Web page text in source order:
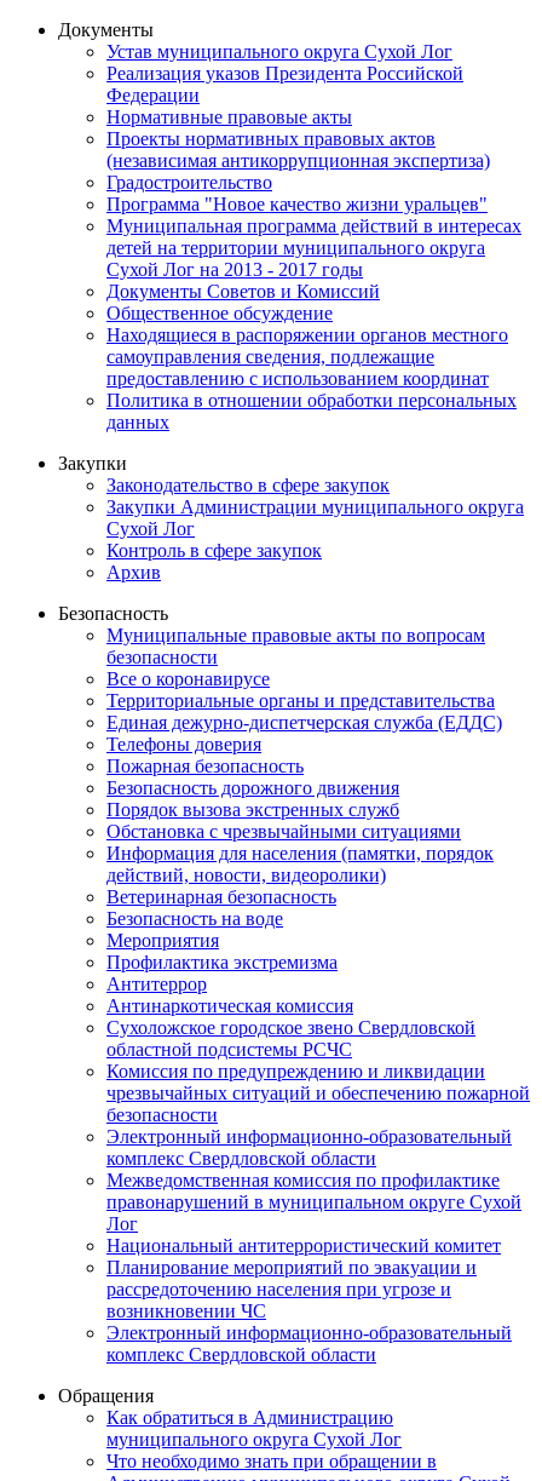
Документы
Устав муниципального округа Сухой Лог
Реализация указов Президента Российской
Федерации
Нормативные правовые акты
Проекты нормативных правовых актов
(независимая антикоррупционная экспертиза)
Градостроительство
Программа "Новое качество жизни уральцев"
Муниципальная программа действий в интересах
детей на территории муниципального округа
Сухой Лог на 2013 - 2017 годы
Документы Советов и Комиссий
Общественное обсуждение
Находящиеся в распоряжении органов местного
самоуправления сведения, подлежащие
предоставлению с использованием координат
Политика в отношении обработки персональных
данных
Закупки
Законодательство в сфере закупок
Закупки Администрации муниципального округа
Сухой Лог
Контроль в сфере закупок
Архив
Безопасность
Муниципальные правовые акты по вопросам
безопасности
Все о коронавирусе
Территориальные органы и представительства
Единая дежурно-диспетчерская служба (ЕДДС)
Телефоны доверия
Пожарная безопасность
Безопасность дорожного движения
Порядок вызова экстренных служб
Обстановка с чрезвычайными ситуациями
Информация для населения (памятки, порядок
действий, новости, видеоролики)
Ветеринарная безопасность
Безопасность на воде
Мероприятия
Профилактика экстремизма
Антитеррор
Антинаркотическая комиссия
Сухоложское городское звено Свердловской
областной подсистемы РСЧС
Комиссия по предупреждению и ликвидации
чрезвычайных ситуаций и обеспечению пожарной
безопасности
Электронный информационно-образовательный
комплекс Cвердловской области
Межведомственная комиссия по профилактике
правонарушений в муниципальном округе Сухой
Лог
Национальный антитеррористический комитет
Планирование мероприятий по эвакуации и
рассредоточению населения при угрозе и
возникновении ЧС
Электронный информационно-образовательный
комплекс Свердловской области
Обращения
Как обратиться в Администрацию
муниципального округа Сухой Лог
Что необходимо знать при обращении в